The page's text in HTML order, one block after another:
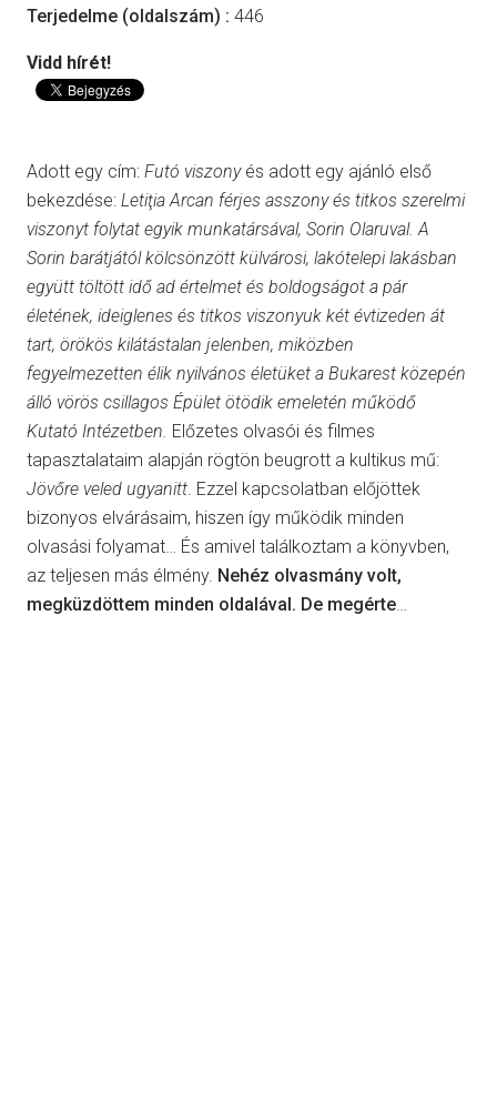
Terjedelme (oldalszám) : 446
Vidd hírét!
Adott egy cím: Futó viszonyés adott egy ajánló első
bekezdése: Letiţia Arcan férjes asszony és titkos szerelmi
viszonyt folytat egyik munkatársával, Sorin Olaruval. A
Sorin barátjától kölcsönzött külvárosi, lakótelepi lakásban
együtt töltött idő ad értelmet és boldogságot a pár
életének, ideiglenes és titkos viszonyuk két évtizeden át
tart, örökös kilátástalan jelenben, miközben
fegyelmezetten élik nyilvános életüket a Bukarest közepén
álló vörös csillagos Épület ötödik emeletén működő
Kutató Intézetben. Előzetes olvasói és filmes
tapasztalataim alapján rögtön beugrott a kultikus mű:
Jövőre veled ugyanitt . Ezzel kapcsolatban előjöttek
bizonyos elvárásaim, hiszen így működik minden
olvasási folyamat… És amivel találkoztam a könyvben,
az teljesen más élmény. Nehéz olvasmány volt,
megküzdöttem minden oldalával. De megérte